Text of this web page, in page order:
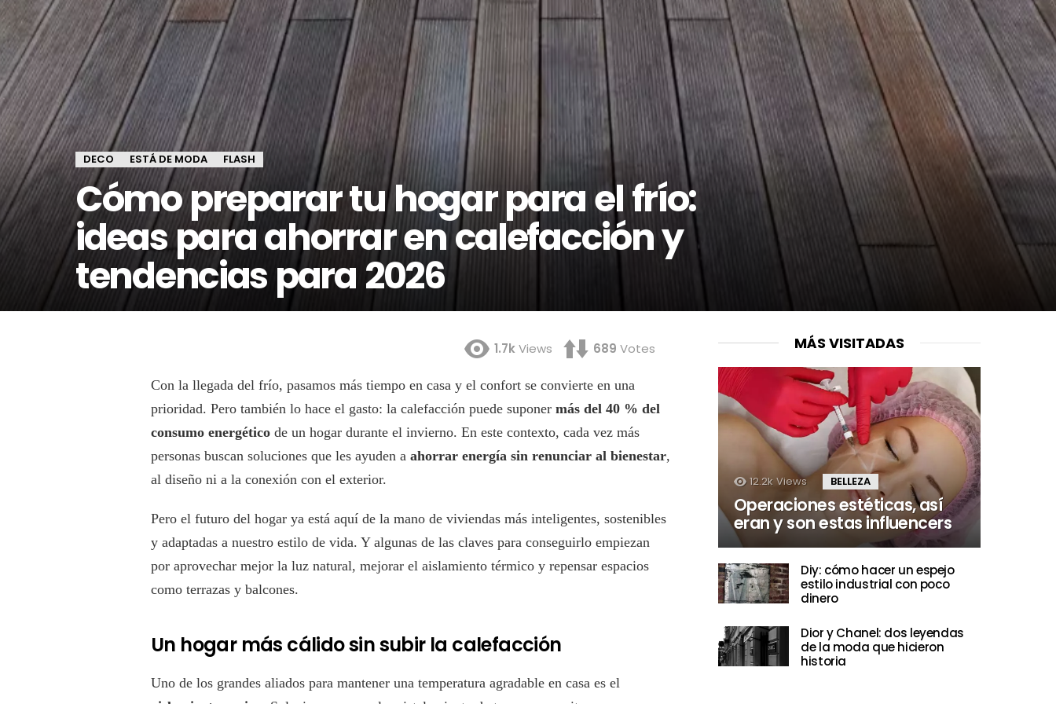
DECO ESTÁ DE MODA FLASH
Cómo preparar tu hogar para el frío:
ideas para ahorrar en calefacción y
tendencias para 2026
1.7kViews 689 Votes
Con la llegada del frío, pasamos más tiempo en casa y el confort se convierte en una
prioridad. Pero también lo hace el gasto: la calefacción puede suponer más del 40 % del
consumo energético de un hogar durante el invierno. En este contexto, cada vez más
personas buscan soluciones que les ayuden a ahorrar energía sin renunciar al bienestar,
al diseño ni a la conexión con el exterior.
Pero el futuro del hogar ya está aquí de la mano de viviendas más inteligentes, sostenibles
y adaptadas a nuestro estilo de vida. Y algunas de las claves para conseguirlo empiezan
por aprovechar mejor la luz natural, mejorar el aislamiento térmico y repensar espacios
como terrazas y balcones.
Un hogar más cálido sin subir la calefacción
Uno de los grandes aliados para mantener una temperatura agradable en casa es el
MÁS VISITADAS
12.2k Views BELLEZA
Operaciones estéticas, así
eran y son estas influencers
Diy: cómo hacer un espejo
estilo industrial con poco
dinero
Dior y Chanel: dos leyendas
de la moda que hicieron
historia